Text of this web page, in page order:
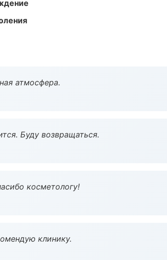
атмосфера.
Буду возвращаться.
косметологу!
клинику.